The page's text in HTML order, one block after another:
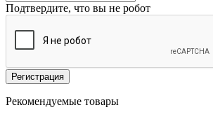
Подтвердите, что вы не робот
Регистрация
Рекомендуемые товары